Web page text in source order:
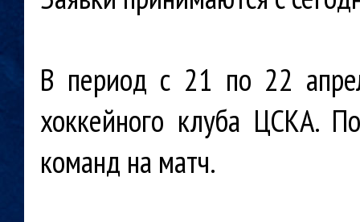
В период с 21 по 22
хоккейного клуба ЦСКА.
команд на матч.